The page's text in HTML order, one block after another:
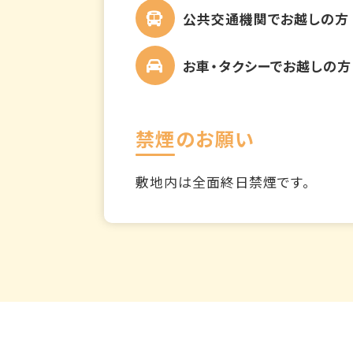
公共交通機関でお越しの方
お車・タクシーでお越しの方
禁煙のお願い
敷地内は全面終日禁煙です。